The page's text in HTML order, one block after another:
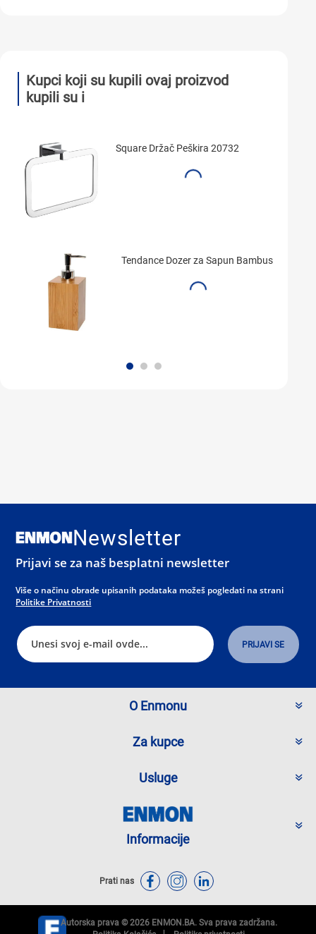
Kupci koji su kupili ovaj proizvod
kupili su i
Square Držač Peškira 20732
Tendance Dozer za Sapun Bambus
Newsletter
Prijavi se za naš besplatni newsletter
Više o načinu obrade upisanih podataka možeš pogledati na strani
Politike Privatnosti
O Enmonu
Za kupce
Usluge
Informacije
Prati nas
Autorska prava © 2026 ENMON.BA. Sva prava zadržana.